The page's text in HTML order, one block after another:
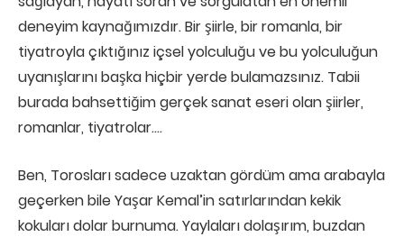
deneyim kaynağımızdır. Bir şiirle, bir romanla, bir
tiyatroyla çıktığınız içsel yolculuğu ve bu yolculuğun
uyanışlarını başka hiçbir yerde bulamazsınız. Tabii
burada bahsettiğim gerçek sanat eseri olan şiirler,
romanlar, tiyatrolar….
Ben, Torosları sadece uzaktan gördüm ama arabayla
geçerken bile Yaşar Kemal’in satırlarından kekik
kokuları dolar burnuma. Yaylaları dolaşırım, buzdan